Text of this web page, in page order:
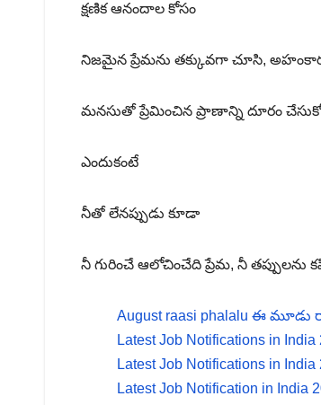
క్షణిక ఆనందాల కోసం
నిజమైన ప్రేమను తక్కువగా చూసి,
మనసుతో ప్రేమించిన ప్రాణాన్ని దూరం
ఎందుకంటే
నీతో లేనప్పుడు కూడా
నీ గురించే ఆలోచించేది ప్రేమ, నీ తప్పులను
August raasi phalalu ఈ
Latest Job Notifications in India
Latest Job Notifications in India
Latest Job Notification in India